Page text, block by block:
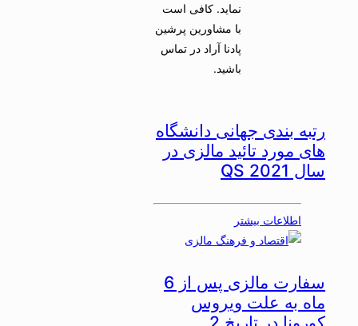
نماید. کافی است
با مشاورین پرشین
پادنا آراد در تماس
باشید.
رتبه بندی جهانی دانشگاه
های مورد تائید مالزی در
سال 2021 QS
اطلاعات بیشتر
سفارت مالزی پس از 6
ماه به علت ویروس